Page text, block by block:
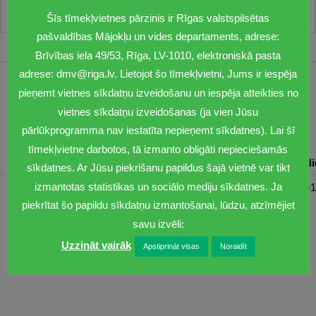
1201
dmv@riga.lv
Pirmdiena Otrdiena Trešdiena Ceturtdiena
08:30-17:00 08:00-17:00 08:00-17:00 08:00-17:00 08:00-
Šīs tīmekļvietnes pārzinis ir Rīgas valstspilsētas
pašvaldības Mājokļu un vides departaments, adrese:
Brīvības iela 49/53, Rīga, LV-1010, elektroniskā pasta
adrese: dmv@riga.lv. Lietojot šo tīmekļvietni, Jums ir iespēja
pieņemt vietnes sīkdatņu izveidošanu un iespēja atteikties no
vietnes sīkdatņu izveidošanas (ja vien Jūsu
pārlūkprogramma nav iestatīta nepieņemt sīkdatnes). Lai šī
tīmekļvietne darbotos, tā izmanto obligāti nepieciešamās
sīkdatnes. Ar Jūsu piekrišanu papildus šajā vietnē var tikt
izmantotas statistikas un sociālo mediju sīkdatnes. Ja
piekrītat šo papildu sīkdatņu izmantošanai, lūdzu, atzīmējiet
savu izvēli:
Uzzināt vairāk
Apstiprināt visas Noraidīt